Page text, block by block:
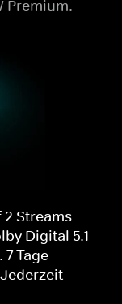
Premium.
Streams
Digital 5.1
Tage